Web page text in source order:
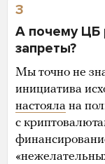
3
А почему ЦБ
запреты?
Мы точно не
инициатива
настояла на
с